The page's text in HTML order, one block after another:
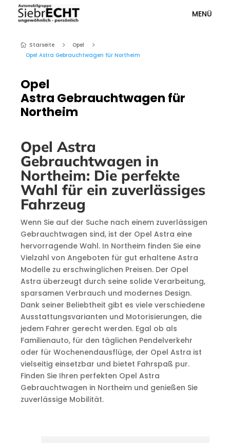
MENÜ
 Starseite 5 Opel
5
Opel Astra Gebrauchtwagen für Northeim
Opel
Astra Gebrauchtwagen für
Northeim
Opel Astra
Gebrauchtwagen in
Northeim: Die perfekte
Wahl für ein zuverlässiges
Fahrzeug
Wenn Sie auf der Suche nach einem zuverlässigen
Gebrauchtwagen sind, ist der Opel Astra eine
hervorragende Wahl. In Northeim finden Sie eine
Vielzahl von Angeboten für gut erhaltene Astra
Modelle zu erschwinglichen Preisen. Der Opel
Astra überzeugt durch seine solide Verarbeitung,
sparsamen Verbrauch und modernes Design.
Dank seiner Beliebtheit gibt es viele verschiedene
Ausstattungsvarianten und Motorisierungen, die
jedem Fahrer gerecht werden. Egal ob als
Familienauto, für den täglichen Pendelverkehr
oder für Wochenendausflüge, der Opel Astra ist
vielseitig einsetzbar und bietet Fahrspaß pur.
Finden Sie Ihren perfekten Opel Astra
Gebrauchtwagen in Northeim und genießen Sie
zuverlässige Mobilität.